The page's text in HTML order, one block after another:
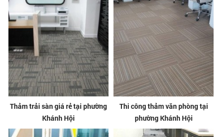
Thảm trải sàn giá rẻ tại phường
Khánh Hội
Thi công thảm văn phòng tại
phường Khánh Hội